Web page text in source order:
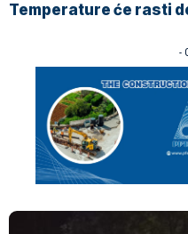
Temperature će rasti
-